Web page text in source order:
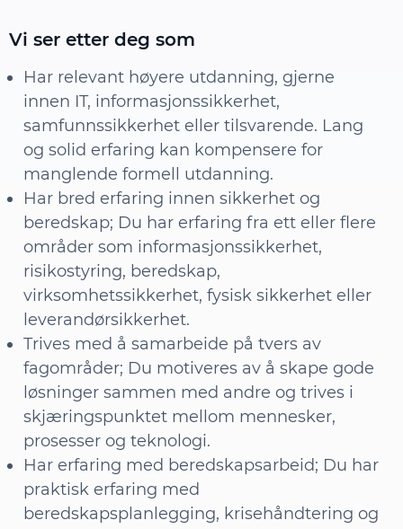
Vi ser etter deg som
Har relevant høyere utdanning, gjerne
innen IT, informasjonssikkerhet,
samfunnssikkerhet eller tilsvarende. Lang
og solid erfaring kan kompensere for
manglende formell utdanning.
Har bred erfaring innen sikkerhet og
beredskap; Du har erfaring fra ett eller flere
områder som informasjonssikkerhet,
risikostyring, beredskap,
virksomhetssikkerhet, fysisk sikkerhet eller
leverandørsikkerhet.
Trives med å samarbeide på tvers av
fagområder; Du motiveres av å skape gode
løsninger sammen med andre og trives i
skjæringspunktet mellom mennesker,
prosesser og teknologi.
Har erfaring med beredskapsarbeid; Du har
praktisk erfaring med
beredskapsplanlegging, krisehåndtering og